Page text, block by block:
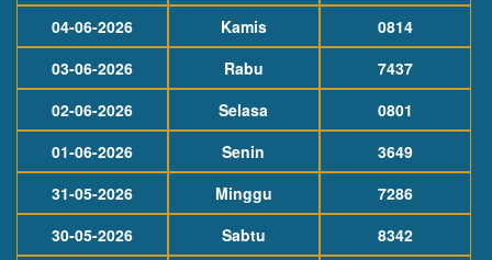
04-06-2026
Kamis
0814
03-06-2026
Rabu
7437
02-06-2026
Selasa
0801
01-06-2026
Senin
3649
31-05-2026
Minggu
7286
30-05-2026
Sabtu 8342